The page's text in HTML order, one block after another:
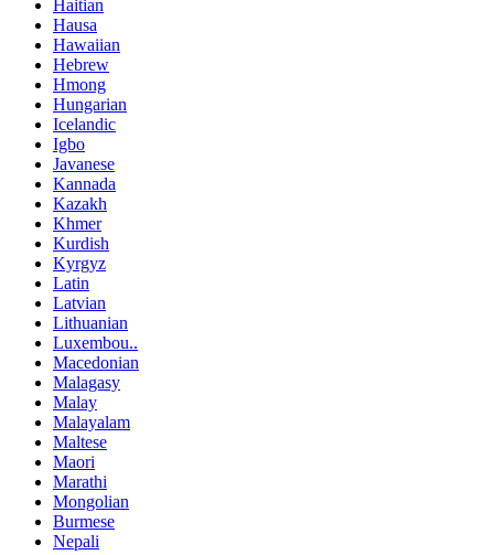
Haitian
Hausa
Hawaiian
Hebrew
Hmong
Hungarian
Icelandic
Igbo
Javanese
Kannada
Kazakh
Khmer
Kurdish
Kyrgyz
Latin
Latvian
Lithuanian
Luxembou..
Macedonian
Malagasy
Malay
Malayalam
Maltese
Maori
Marathi
Mongolian
Burmese
Nepali